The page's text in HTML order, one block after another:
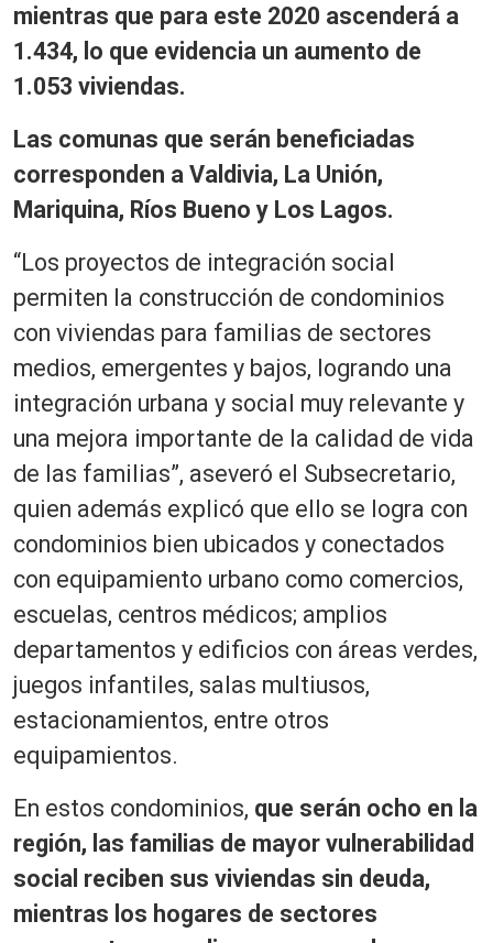
mientras que para este 2020 ascenderá a
1.434, lo que evidencia un aumento de
1.053 viviendas.
Las comunas que serán beneficiadas
corresponden a Valdivia, La Unión,
Mariquina, Ríos Bueno y Los Lagos.
“Los proyectos de integración social
permiten la construcción de condominios
con viviendas para familias de sectores
medios, emergentes y bajos, logrando una
integración urbana y social muy relevante y
una mejora importante de la calidad de vida
de las familias”, aseveró el Subsecretario,
quien además explicó que ello se logra con
condominios bien ubicados y conectados
con equipamiento urbano como comercios,
escuelas, centros médicos; amplios
departamentos y edificios con áreas verdes,
juegos infantiles, salas multiusos,
estacionamientos, entre otros
equipamientos.
En estos condominios, que serán ocho en la
región, las familias de mayor vulnerabilidad
social reciben sus viviendas sin deuda,
mientras los hogares de sectores